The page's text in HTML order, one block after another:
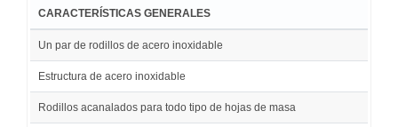
CARACTERÍSTICAS GENERALES
Un par de rodillos de acero inoxidable
Estructura de acero inoxidable
Rodillos acanalados para todo tipo de hojas de masa